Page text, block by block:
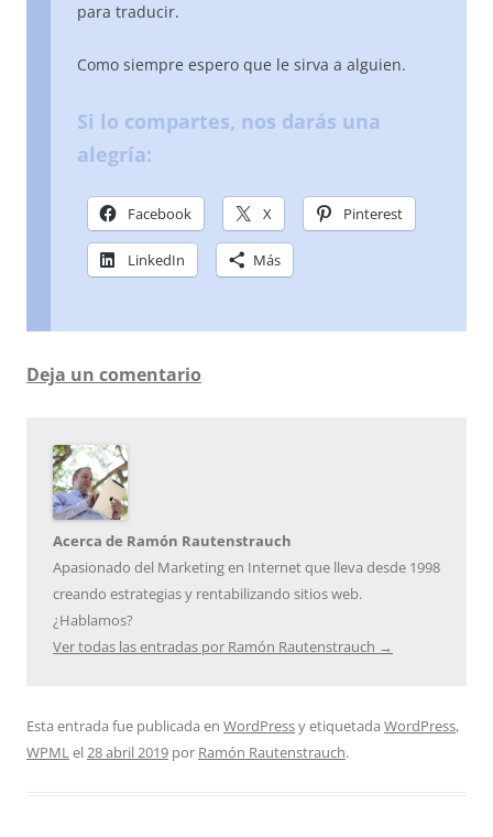
para traducir.
Como siempre espero que le sirva a alguien.
Si lo compartes, nos darás una
alegría:
Facebook X Pinterest
LinkedIn Más
Deja un comentario
Acerca de Ramón Rautenstrauch
Apasionado del Marketing en Internet que lleva desde 1998
creando estrategias y rentabilizando sitios web.
¿Hablamos?
Ver todas las entradas por Ramón Rautenstrauch →
Esta entrada fue publicada en WordPressy etiquetada WordPress,
WPMLel28 abril 2019 por Ramón Rautenstrauch.